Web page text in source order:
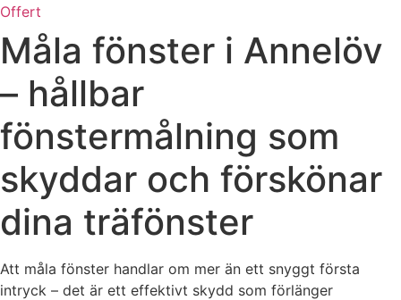
Offert
Måla fönster i Annelöv
– hållbar
fönstermålning som
skyddar och förskönar
dina träfönster
Att måla fönster handlar om mer än ett snyggt första
intryck – det är ett effektivt skydd som förlänger